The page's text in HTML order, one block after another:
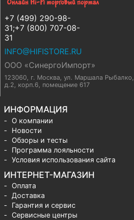
+7 (499) 290-98-
31;+7 (800) 707-08-
31
INFO@HIFISTORE.RU
ООО «СинергоИмпорт»
123060, г. Москва, ул. Маршала Рыбалко,
д.2, корп.6, помещение 617
ИНФОРМАЦИЯ
О компании
Новости
Обзоры и тесты
Программа лояльности
Условия использования сайта
ИНТЕРНЕТ-МАГАЗИН
Оплата
Доставка
Гарантия и сервис
Сервисные центры